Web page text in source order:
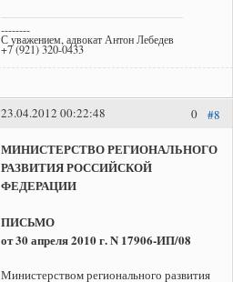
--------
С уважением, адвокат Антон Лебедев
+7 (921) 320-0433
#8
0
23.04.2012 00:22:48
МИНИСТЕРСТВО РЕГИОНАЛЬНОГО
РАЗВИТИЯ РОССИЙСКОЙ
ФЕДЕРАЦИИ
ПИСЬМО
от 30 апреля 2010 г. N 17906-ИП/08
Министерством регионального развития